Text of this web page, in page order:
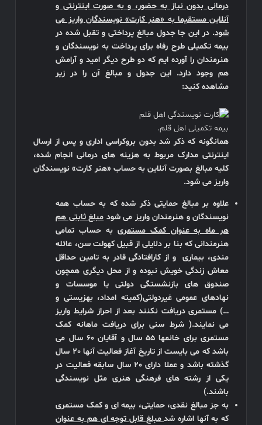
درمانی بدون نیاز به حضور، و به صورت اینترنتی و
آنلاین مستقیما به «هنر کارت» نویسندگان واریز می
شود. در این جا جدول مبالغ پرداختی و تقبل شده در
بیمه تکمیلی طرح رفاه برای پرداخت به نویسندگان و
هنرمندان را آورده ایم که دو طرح دیگر امید و آرامش
هم وجود دارد. این جدول و مبالغ آن را در زیر
مشاهده کنید:
بیمه تکمیلی اهل قلم.
همانگونه که ذکر شد بدون بروکراسی اداری و پس از ارسال
اینترنتی مدارک مربوط به هزینه های درمانی انجام شده،
کلیه مبالغ بصورت آنلاین به حساب «هنر کارت» نویسندگان
واریز می شود.
علاوه بر مبالغ حمایتی ذکر شده که به حساب همه
نویسندگان و هنرمندان واریز می شود مبلغ ثابتی هم
هر ماه به عنوان کمک مستمری به حساب تمامی
هنرمندانی که بنا بر دلایلی از قبیل کهولت سن، عائله
مندی، بیماری و از کارافتادگی قادر به تامین حداقل
معاش زندگی خویش نبوده و از محل دیگری همچون
صندوق های بازنشستگی دولتی یا موسسات و
نهادهای عمومی غیردولتی(کمیته امداد، بهزیستی و
…) مستمری دریافت نکنند بعد از احراز شرایط واریز
می نمایند.( شرط سنی برای دریافت ماهانه کمک
مستمری برای خانمها 55 سال و آقایان 60 سال می
باشد که می بایست از تاریخ آغاز فعالیت آنها 20 سال
گذشته باشد و عملا دارای 20 سال سابقه فعالیت در
یکی از رشته های فرهنگی هنری مثل نویسندگی
باشند.)
به جز مبالغ نقدی، حمایتی، بیمه ای و کمک مستمری
که به آنها اشاره شدمبلغ قابل توجه ای هم به عنوان